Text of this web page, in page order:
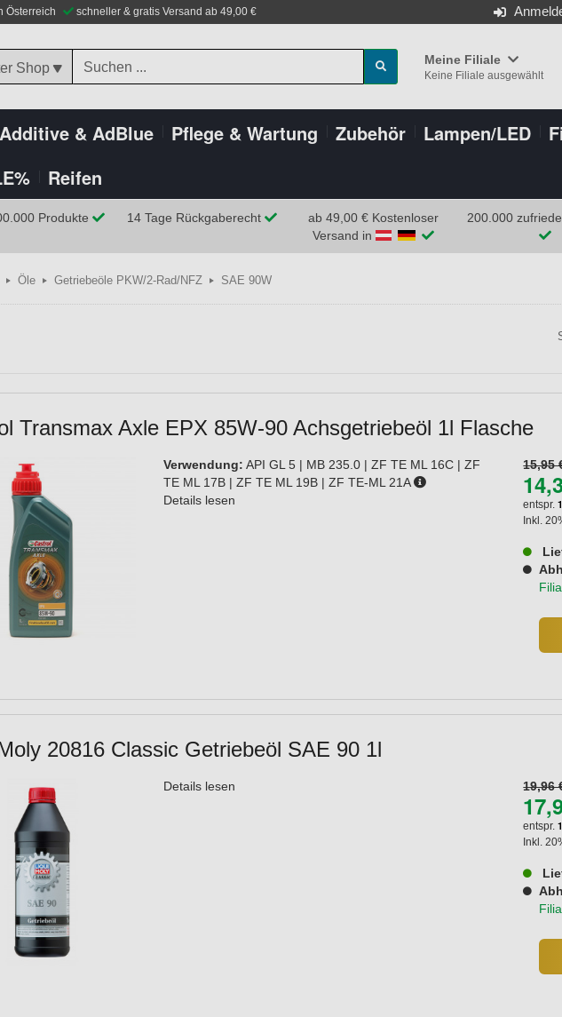
Österreich schneller & gratis Versand ab 49,00 €
Shop
Meine Filiale
Keine Filiale ausgewählt
Additive & AdBlue Pflege & Wartung Zubehör Lampen/LED
Reifen
Produkte 14 Tage Rückgaberecht
ab 49,00 € Kostenloser
Versand in
200.000
Öle Getriebeöle PKW/2-Rad/NFZ SAE 90W
Transmax Axle EPX 85W-90 Achsgetriebeöl 1l Flasche
Verwendung: API GL 5 | MB 235.0 | ZF TE ML 16C | ZF
TE ML 17B | ZF TE ML 19B | ZF TE-ML 21A
Details lesen
15,95
entspr.
Inkl.
20816 Classic Getriebeöl SAE 90 1l
Details lesen 19,96
entspr.
Inkl.